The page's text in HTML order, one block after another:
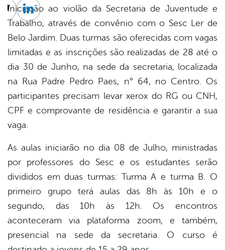
iniciação ao violão da Secretaria de Juventude e
Trabalho, através de convênio com o Sesc Ler de
Belo Jardim. Duas turmas são oferecidas com vagas
limitadas e as inscrições são realizadas de 28 até o
dia 30 de Junho, na sede da secretaria, localizada
na Rua Padre Pedro Paes, n° 64, no Centro. Os
participantes precisam levar xerox do RG ou CNH,
CPF e comprovante de residência e garantir a sua
vaga.
As aulas iniciarão no dia 08 de Julho, ministradas
por professores do Sesc e os estudantes serão
divididos em duas turmas: Turma A e turma B. O
primeiro grupo terá aulas das 8h às 10h e o
segundo, das 10h às 12h. Os encontros
aconteceram via plataforma zoom, e também,
presencial na sede da secretaria. O curso é
Twitter
Linkedin